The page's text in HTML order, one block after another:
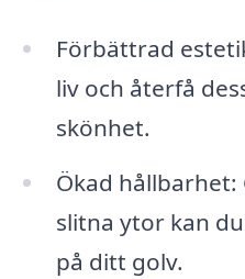
Förbättrad
liv och återfå
skönhet.
Ökad
slitna ytor kan
på ditt golv.